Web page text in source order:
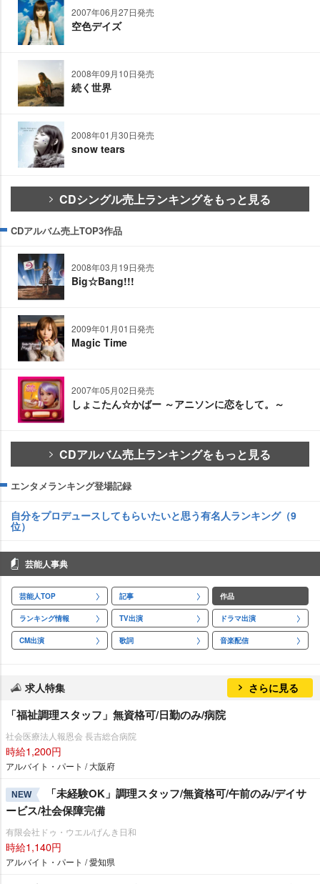
2007年06月27日発売
空色デイズ
2008年09月10日発売
続く世界
2008年01月30日発売
snow tears
CDシングル売上ランキングをもっと見る
CDアルバム売上TOP3作品
2008年03月19日発売
Big☆Bang!!!
2009年01月01日発売
Magic Time
2007年05月02日発売
しょこたん☆かばー ～アニソンに恋をして。～
CDアルバム売上ランキングをもっと見る
エンタメランキング登場記録
自分をプロデュースしてもらいたいと思う有名人ランキング（9
位）
芸能人事典
芸能人TOP 記事 作品
ランキング情報 TV出演 ドラマ出演
CM出演 歌詞 音楽配信
求人特集 さらに見る
「福祉調理スタッフ」無資格可/日勤のみ/病院
社会医療法人報恩会 長吉総合病院
時給1,200円
アルバイト・パート / 大阪府
NEW
「未経験OK」調理スタッフ/無資格可/午前のみ/デイサ
ービス/社会保障完備
有限会社ドゥ・ウエル/げんき日和
時給1,140円
アルバイト・パート / 愛知県